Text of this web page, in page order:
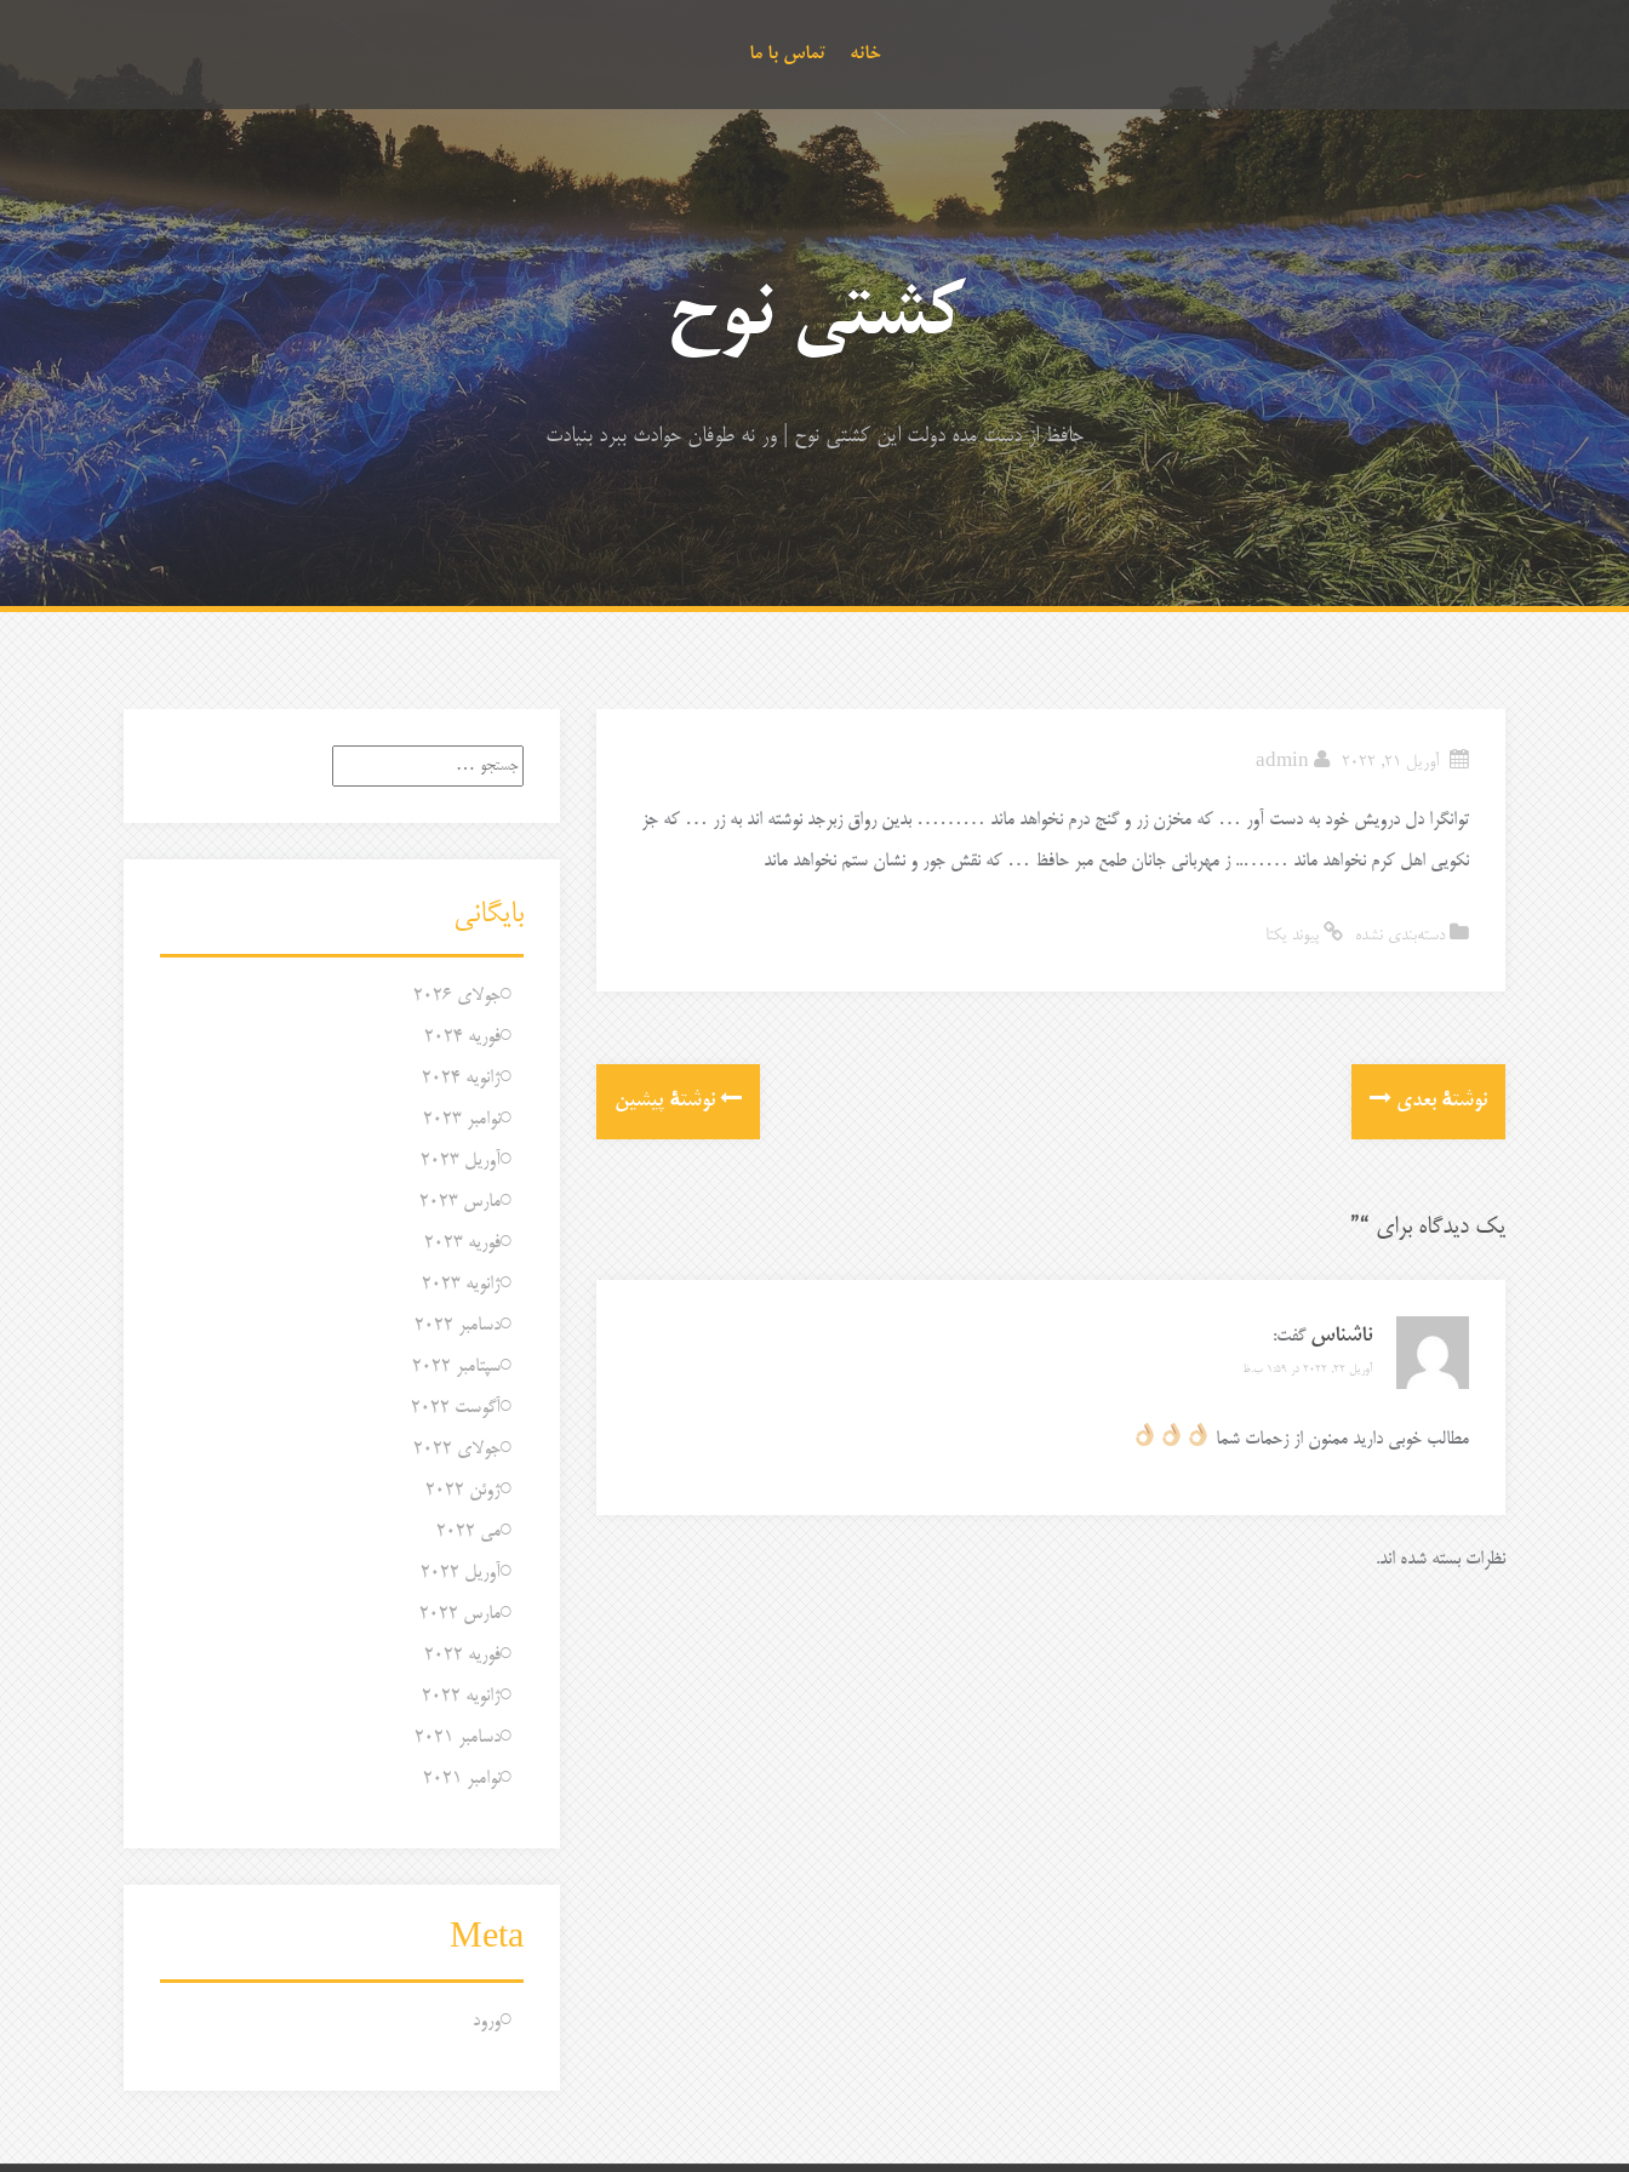
خانه تماس با ما
کشتی نوح
حافظ از دست مده دولت این کشتی نوح | ور نه طوفان حوادث ببرد بنیادت
آوریل 21, 2022 admin
توانگرا دل درویش خود به دست آور … که مخزن زر و گنج درم نخواهد ماند ……… بدین رواق زبرجد نوشته اند به زر … که جز
نکویی اهل کرم نخواهد ماند …….. ز مهربانی جانان طمع مبر حافظ … که نقش جور و نشان ستم نخواهد ماند
دسته‌بندی نشده پیوند یکتا
نوشتهٔ پیشین نوشتهٔ بعدی
یک دیدگاه برای “”
ناشناس گفت:
آوریل 22, 2022 در 1:59 ب.ظ
مطالب خوبی دارید ممنون از زحمات شما
نظرات بسته شده اند.
جستجو
بایگانی
جولای 2026
فوریه 2024
ژانویه 2024
نوامبر 2023
آوریل 2023
مارس 2023
فوریه 2023
ژانویه 2023
دسامبر 2022
سپتامبر 2022
آگوست 2022
جولای 2022
ژوئن 2022
می 2022
آوریل 2022
مارس 2022
فوریه 2022
ژانویه 2022
دسامبر 2021
نوامبر 2021
Meta
ورود